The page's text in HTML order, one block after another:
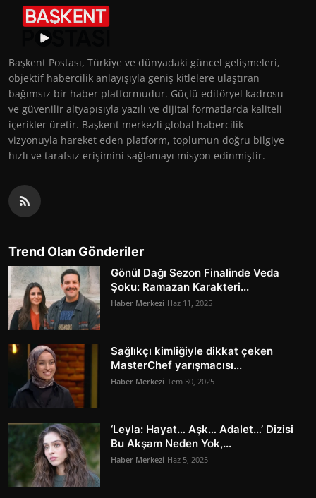
Başkent Postası, Türkiye ve dünyadaki güncel gelişmeleri,
objektif habercilik anlayışıyla geniş kitlelere ulaştıran
bağımsız bir haber platformudur. Güçlü editöryel kadrosu
ve güvenilir altyapısıyla yazılı ve dijital formatlarda kaliteli
içerikler üretir. Başkent merkezli global habercilik
vizyonuyla hareket eden platform, toplumun doğru bilgiye
hızlı ve tarafsız erişimini sağlamayı misyon edinmiştir.
Trend Olan Gönderiler
Gönül Dağı Sezon Finalinde Veda
Şoku: Ramazan Karakteri...
Haber Merkezi Haz 11, 2025
Sağlıkçı kimliğiyle dikkat çeken
MasterChef yarışmacısı...
Haber Merkezi Tem 30, 2025
‘Leyla: Hayat… Aşk… Adalet…’ Dizisi
Bu Akşam Neden Yok,...
Haber Merkezi Haz 5, 2025